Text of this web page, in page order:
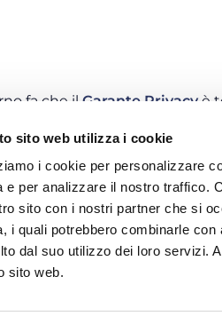
sito web utilizza i cookie
i cookie per personalizzare
e per analizzare il nostro traffico.
sito con i nostri partner che si
i quali potrebbero combinarle
dal suo utilizzo dei loro servizi.
sito web.
fa che il Garante Privacyè
dal titolo “Programmi e
lavorativo e
da 7 a 21 giorni. Tale
settimane dalla
conservazione dei
tra gli addetti ai lavori a tal